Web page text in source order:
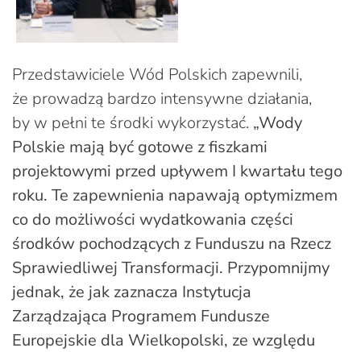
Przedstawiciele Wód Polskich zapewnili,
że prowadzą bardzo intensywne działania,
by w pełni te środki wykorzystać. „Wody
Polskie mają być gotowe z fiszkami
projektowymi przed upływem I kwartału tego
roku. Te zapewnienia napawają optymizmem
co do możliwości wydatkowania części
środków pochodzących z Funduszu na Rzecz
Sprawiedliwej Transformacji. Przypomnijmy
jednak, że jak zaznacza Instytucja
Zarządzająca Programem Fundusze
Europejskie dla Wielkopolski, ze względu